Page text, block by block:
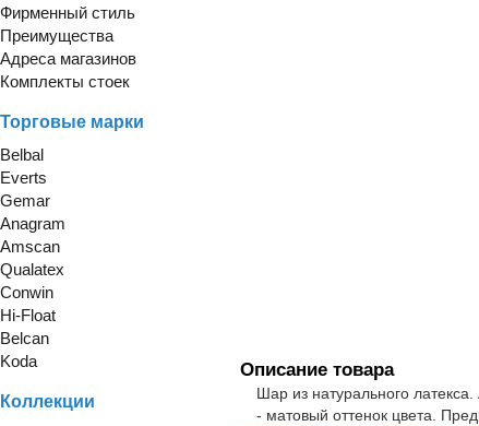
Фирменный стиль
Преимущества
Адреса магазинов
Комплекты стоек
Торговые марки
Belbal
Everts
Gemar
Anagram
Amscan
Qualatex
Conwin
Hi-Float
Belcan
Koda
Коллекции
Описание товара
Шар из натурального
- матовый оттенок цвета.